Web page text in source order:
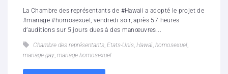
La Chambre des représentants de #Hawaii a adopté le projet de
#mariage #homosexuel, vendredi soir, après 57 heures
d’auditions sur 5 jours dues à des manœuvres...
Chambre des représentants Etats-Unis Hawaï, homosexuel
mariage gay mariage homosexuel